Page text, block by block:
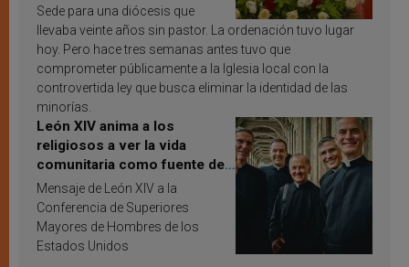
Sede para una diócesis que
llevaba veinte años sin pastor. La ordenación tuvo lugar
hoy. Pero hace tres semanas antes tuvo que
comprometer públicamente a la Iglesia local con la
controvertida ley que busca eliminar la identidad de las
minorías.
León XIV anima a los
religiosos a ver la vida
comunitaria como fuente de
inspiración y santificación
Mensaje de León XIV a la
Conferencia de Superiores
Mayores de Hombres de los
Estados Unidos